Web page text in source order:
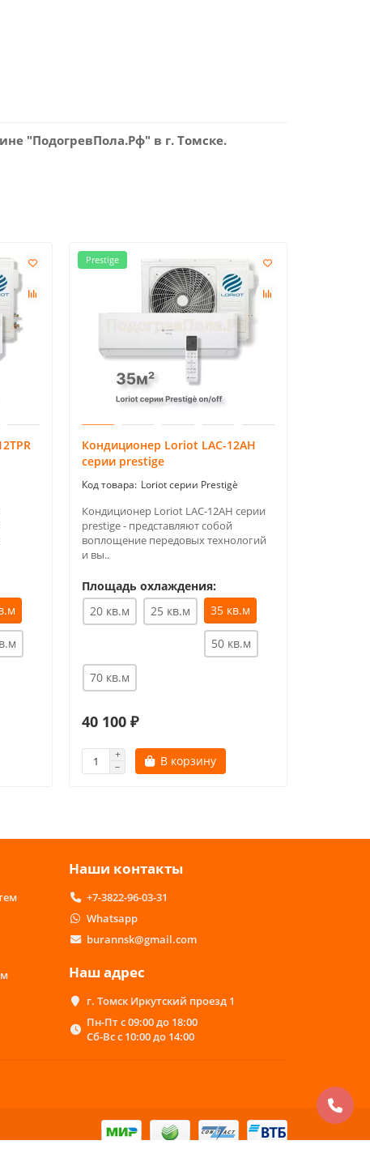
"ПодогревПола.Рф" в г. Томске.
Prestige
Кондиционер Loriot LAC-12AH
серии prestige
Loriot серии Prestigè
Кондиционер Loriot LAC-12AH серии
prestige - представляют собой
воплощение передовых технологий
и вы..
Площадь охлаждения:
20 кв.м
25 кв.м 35 кв.м
50 кв.м
70 кв.м
40 100 ₽
В корзину
Наши контакты
+7-3822-96-03-31
Whatsapp
burannsk@gmail.com
Наш адрес
г. Томск Иркутский проезд 1
Пн-Пт с 09:00 до 18:00
Сб-Вс с 10:00 до 14:00